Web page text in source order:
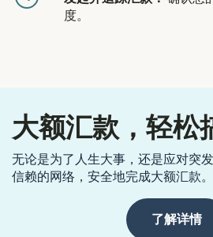
度。
大额汇款，轻松
无论是为了人生大事，还是应对突
信赖的网络，安全地完成大额汇款。
了解详情